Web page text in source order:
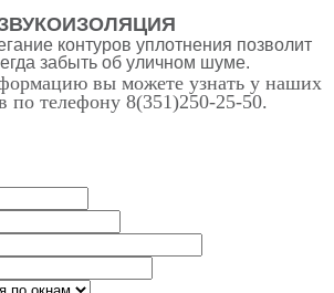
контуров уплотнения позволит
забыть об уличном шуме.
вы можете узнать у наших
по телефону 8(351)250-25-50.